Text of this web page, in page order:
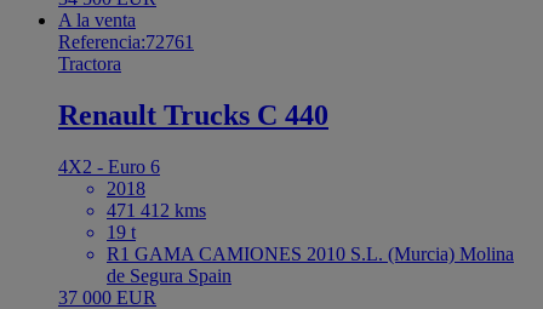
A la venta
Referencia:72761
Tractora
Renault Trucks C 440
4X2 - Euro 6
2018
471 412 kms
19 t
R1 GAMA CAMIONES 2010 S.L. (Murcia) Molina
de Segura Spain
37 000 EUR